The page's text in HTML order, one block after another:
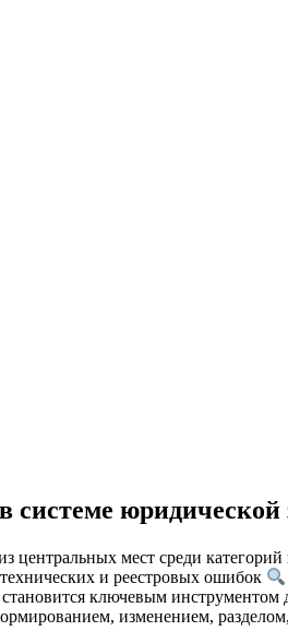
системе
центральных мест среди
и реестровых ошибок
становится ключевым инструментом
изменением,